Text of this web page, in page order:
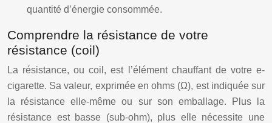
quantité d’énergie consommée.
Comprendre la résistance de votre
résistance (coil)
La résistance, ou coil, est l’élément chauffant de votre e-
cigarette. Sa valeur, exprimée en ohms (Ω), est indiquée sur
la résistance elle-même ou sur son emballage. Plus la
résistance est basse (sub-ohm), plus elle nécessite une